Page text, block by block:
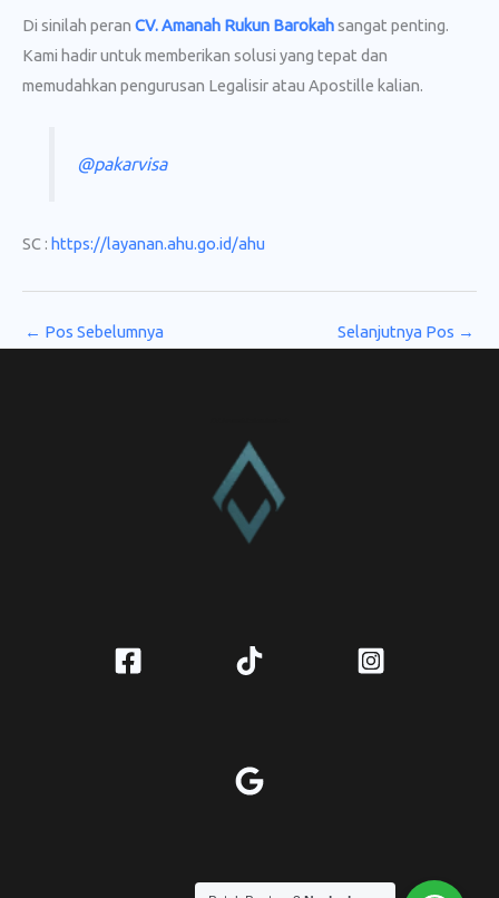
Di sinilah peran CV. Amanah Rukun Barokahsangat penting.
Kami hadir untuk memberikan solusi yang tepat dan
memudahkan pengurusan Legalisir atau Apostille kalian.
@pakarvisa
SC : https://layanan.ahu.go.id/ahu
← Pos Sebelumnya Selanjutnya Pos →